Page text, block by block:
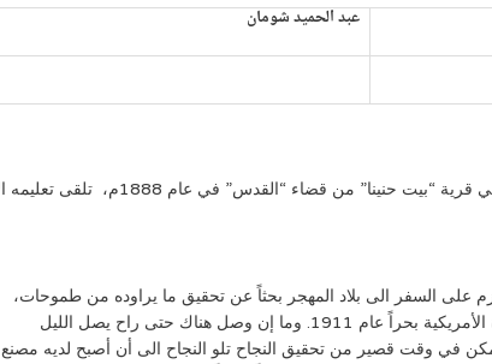
عبد الحميد شومان
في عام 1888م، تلقى تعليمه الأولي في الكتَاب ولكنه لم يكمله والتحق بالعمل في محاجر القرية.
على السفر الى بلاد المهجر بحثاً عن تحقيق ما يراوده من طموحات،
فغادر الى الولايات المتحدة الأمريكية بحراً عام 1911. وما إن وصل هناك حتى راح يصل الليل
في وقت قصير من تحقيق النجاح تلو النجاح الى أن أصبح لديه مصنع